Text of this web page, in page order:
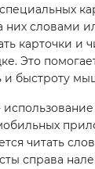
них словами
карточки и
Это
и быстроту
читать
справа